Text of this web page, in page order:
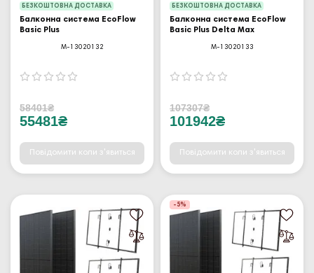
БЕЗКОШТОВНА ДОСТАВКА
Балконна система EcoFlow
Basic Plus
M-13020132
58401₴
55481₴
Повідомити коли з'явиться
БЕЗКОШТОВНА ДОСТАВКА
Балконна система EcoFlow
Basic Plus Delta Max
M-13020133
107307₴
101942₴
Повідомити коли з'явиться
-5%